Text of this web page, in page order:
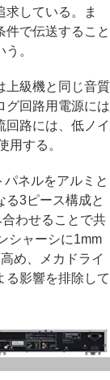
求している。ま
件で伝送すること
。
級機と同じ音質
グ回路用電源には
回路には、低ノイ
用する。
ネルをアルミと
る3ピース構成と
わせることで共
シャーシに1mm
め、メカドライ
る影響を排除して